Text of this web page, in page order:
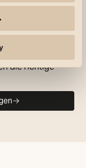
wir Schritt für
stellen Ihnen
Tipps, wie Sie
die richtige